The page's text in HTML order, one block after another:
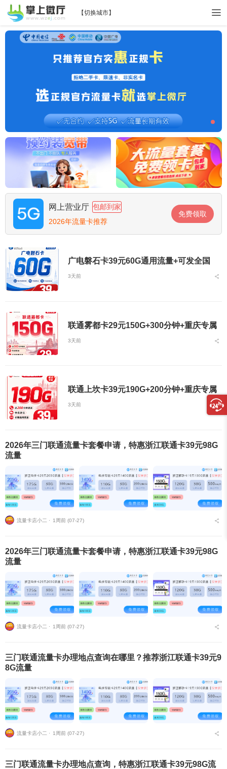
【切换城市】
网上营业厅 包邮到家
2026年流量卡推荐
免费领取
广电磐石卡39元60G通用流量+可发全国
3天前
联通雾都卡29元150G+300分钟+重庆专属
3天前
联通上坎卡39元190G+200分钟+重庆专属
3天前
2026年三门联通流量卡套餐申请，特惠浙江联通卡39元98G
流量
流量卡店小二 ⋅ 1周前 (07-27)
2026年三门联通流量卡套餐申请，特惠浙江联通卡39元98G
流量
流量卡店小二 ⋅ 1周前 (07-27)
三门联通流量卡办理地点查询在哪里？推荐浙江联通卡39元9
8G流量
流量卡店小二 ⋅ 1周前 (07-27)
三门联通流量卡办理地点查询，特惠浙江联通卡39元98G流